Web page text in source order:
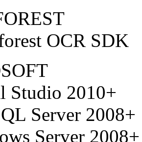
OCR SDK
2010+
Server 2008+
Server 2008+